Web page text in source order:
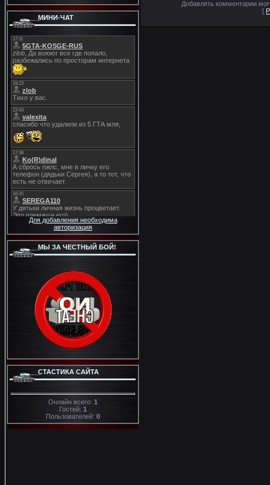
МИНИ-ЧАТ
Для добавления необходима
авторизация
МЫ ЗА ЧЕСТНЫЙ БОЙ!
СТАСТИКА САЙТА
Онлайн всего: 1
Гостей: 1
Пользователей: 0
Добавлять комментарии
[